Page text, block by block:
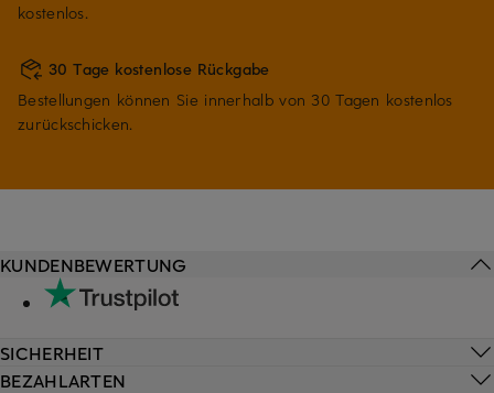
kostenlos.
30 Tage kostenlose Rückgabe
Bestellungen können Sie innerhalb von 30 Tagen kostenlos
zurückschicken.
KUNDENBEWERTUNG
SICHERHEIT
BEZAHLARTEN